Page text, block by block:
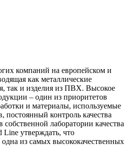
компаний на европейском и
как металлические
так и изделия из ПВХ. Высокое
– один из приоритетов
и материалы, используемые
постоянный контроль качества
лаборатории качества
Line утверждать, что
из самых высококачественных